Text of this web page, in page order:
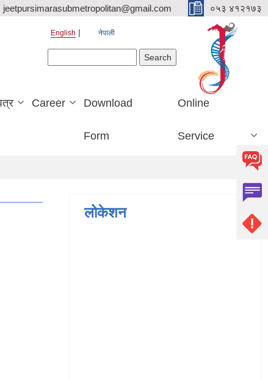
०५३ ४१२१७३
English नेपाली
Career Download
Form
Online
Service
लोकेशन